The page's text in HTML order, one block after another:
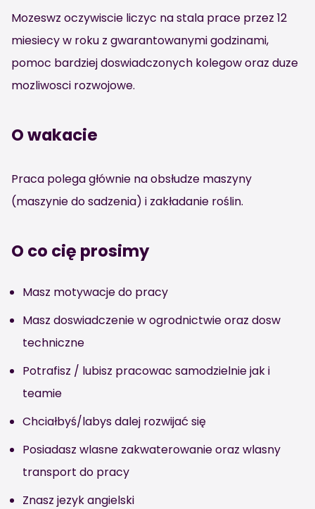
Mozeswz oczywiscie liczyc na stala prace przez 12
miesiecy w roku z gwarantowanymi godzinami,
pomoc bardziej doswiadczonych kolegow oraz duze
mozliwosci rozwojowe.
O wakacie
Praca polega głównie na obsłudze maszyny
(maszynie do sadzenia) i zakładanie roślin.
O co cię prosimy
Masz motywacje do pracy
Masz doswiadczenie w ogrodnictwie oraz dosw
techniczne
Potrafisz / lubisz pracowac samodzielnie jak i
teamie
Chciałbyś/labys dalej rozwijać się
Posiadasz wlasne zakwaterowanie oraz wlasny
transport do pracy
Znasz jezyk angielski